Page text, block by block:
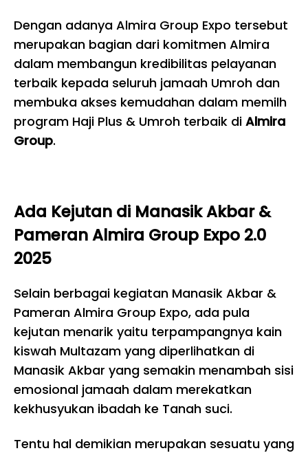
Dengan adanya Almira Group Expo tersebut
merupakan bagian dari komitmen Almira
dalam membangun kredibilitas pelayanan
terbaik kepada seluruh jamaah Umroh dan
membuka akses kemudahan dalam memilh
program Haji Plus & Umroh terbaik di Almira
Group.
Ada Kejutan di Manasik Akbar &
Pameran Almira Group Expo 2.0
2025
Selain berbagai kegiatan Manasik Akbar &
Pameran Almira Group Expo, ada pula
kejutan menarik yaitu terpampangnya kain
kiswah Multazam yang diperlihatkan di
Manasik Akbar yang semakin menambah sisi
emosional jamaah dalam merekatkan
kekhusyukan ibadah ke Tanah suci.
Tentu hal demikian merupakan sesuatu yang